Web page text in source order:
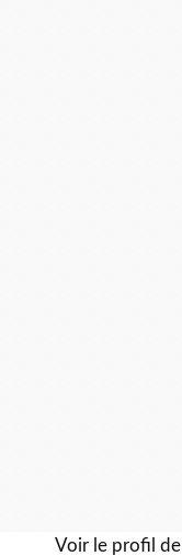
Voir le profil de